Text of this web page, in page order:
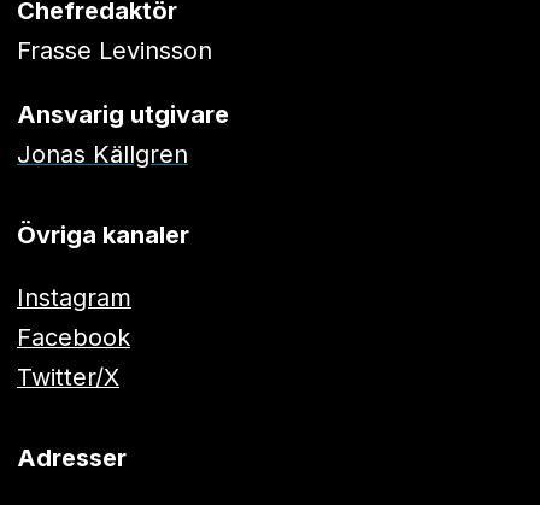
Chefredaktör
Frasse Levinsson
Ansvarig utgivare
Jonas Källgren
Övriga kanaler
Instagram
Facebook
Twitter/X
Adresser